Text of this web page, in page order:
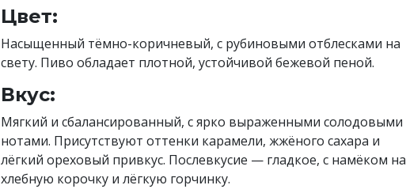
Цвет:
Насыщенный тёмно-коричневый, с рубиновыми отблесками на
свету. Пиво обладает плотной, устойчивой бежевой пеной.
Вкус:
Мягкий и сбалансированный, с ярко выраженными солодовыми
нотами. Присутствуют оттенки карамели, жжёного сахара и
лёгкий ореховый привкус. Послевкусие — гладкое, с намёком на
хлебную корочку и лёгкую горчинку.